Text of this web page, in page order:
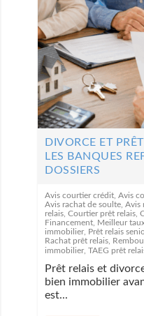
DIVORCE ET
LES BANQUES
DOSSIERS
Avis courtier crédit ,Avis
Avis rachat de soulte ,Avis
relais ,Courtier prêt relais ,
Financement Meilleur
immobilier Prêt relais
Rachat prêt relais
immobilier ,TAEG prêt
Prêt relais et
bien immobilier
est...